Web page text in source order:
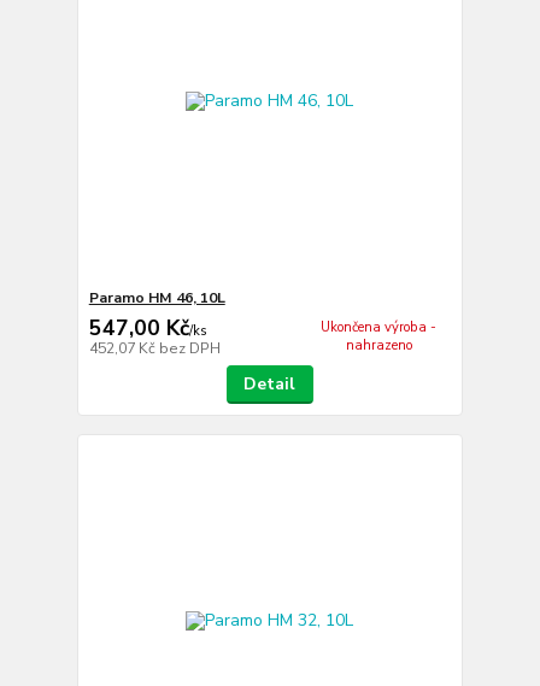
Paramo HM 46, 10L
547,00 Kč/ks
452,07 Kč bez DPH
Ukončena výroba -
nahrazeno
Detail